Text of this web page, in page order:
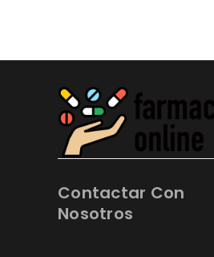
Contactar Con
Nosotros